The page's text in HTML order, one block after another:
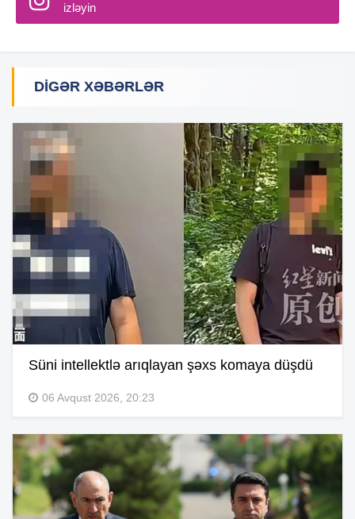
izləyin
DIGƏR XƏBƏRLƏR
Süni intellektlə arıqlayan şəxs komaya düşdü
06 Avqust 2026, 20:23